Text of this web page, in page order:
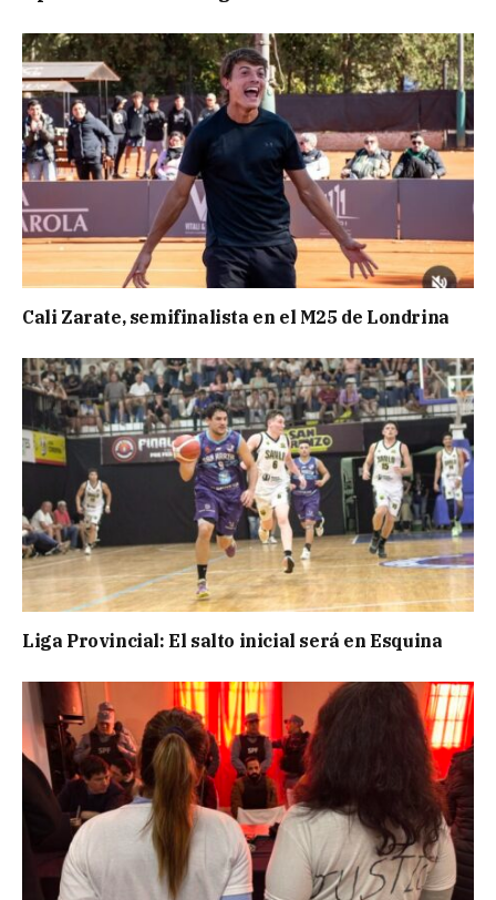
Cali Zarate, semifinalista en el M25 de Londrina
Liga Provincial: El salto inicial será en Esquina